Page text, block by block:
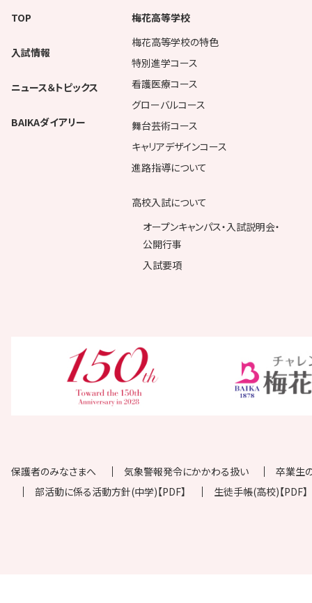
TOP
入試情報
ニュース＆トピックス
BAIKAダイアリー
梅花高等学校
梅花高等学校の特色
特別進学コース
看護医療コース
グローバルコース
舞台芸術コース
キャリアデザインコース
進路指導について
高校入試について
オープンキャンパス・入試説明会・
公開行事
入試要項
保護者のみなさまへ 気象警報発令にかかわる扱い
卒業生
部活動に係る活動方針(中学)【PDF】
生徒手帳(高校)【PDF】